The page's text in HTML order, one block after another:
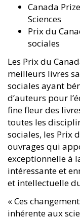
Canada
Sciences
Prix du
sociales
Les Prix du
meilleurs livres
sociales ayant
d’auteurs pour
fine fleur des
toutes les
sociales, les Prix
ouvrages qui
exceptionnelle à
intéressante et
et intellectuelle
« Ces
inhérente aux